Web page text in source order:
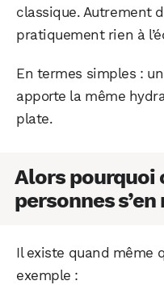
classique. Autrement
pratiquement rien à
En termes simples :
apporte la même
plate.
Alors pourquoi
personnes
Il existe quand même
exemple :